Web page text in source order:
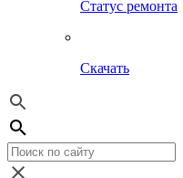
Статус ремонта
Скачать